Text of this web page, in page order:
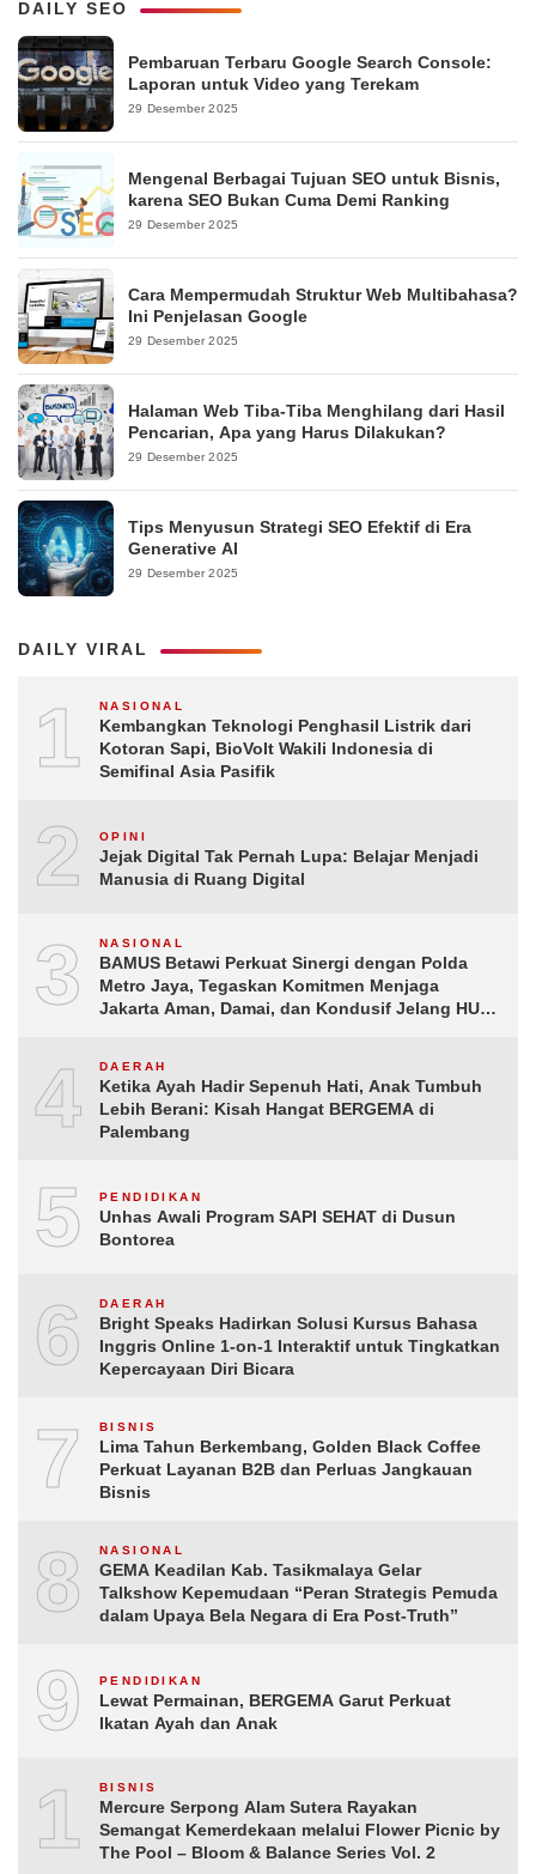
DAILY SEO
Pembaruan Terbaru Google Search Console:
Laporan untuk Video yang Terekam
29 Desember 2025
Mengenal Berbagai Tujuan SEO untuk Bisnis,
karena SEO Bukan Cuma Demi Ranking
29 Desember 2025
Cara Mempermudah Struktur Web Multibahasa?
Ini Penjelasan Google
29 Desember 2025
Halaman Web Tiba-Tiba Menghilang dari Hasil
Pencarian, Apa yang Harus Dilakukan?
29 Desember 2025
Tips Menyusun Strategi SEO Efektif di Era
Generative AI
29 Desember 2025
DAILY VIRAL
1 NASIONAL
Kembangkan Teknologi Penghasil Listrik dari
Kotoran Sapi, BioVolt Wakili Indonesia di
Semifinal Asia Pasifik
2 OPINI
Jejak Digital Tak Pernah Lupa: Belajar Menjadi
Manusia di Ruang Digital
3 NASIONAL
BAMUS Betawi Perkuat Sinergi dengan Polda
Metro Jaya, Tegaskan Komitmen Menjaga
Jakarta Aman, Damai, dan Kondusif Jelang HUT
4 DAERAH
Ketika Ayah Hadir Sepenuh Hati, Anak Tumbuh
Lebih Berani: Kisah Hangat BERGEMA di
Palembang
5 PENDIDIKAN
Unhas Awali Program SAPI SEHAT di Dusun
Bontorea
6 DAERAH
Bright Speaks Hadirkan Solusi Kursus Bahasa
Inggris Online 1-on-1 Interaktif untuk Tingkatkan
Kepercayaan Diri Bicara
7 BISNIS
Lima Tahun Berkembang, Golden Black Coffee
Perkuat Layanan B2B dan Perluas Jangkauan
Bisnis
8 NASIONAL
GEMA Keadilan Kab. Tasikmalaya Gelar
Talkshow Kepemudaan “Peran Strategis Pemuda
dalam Upaya Bela Negara di Era Post-Truth”
9 PENDIDIKAN
Lewat Permainan, BERGEMA Garut Perkuat
Ikatan Ayah dan Anak
10BISNIS
Mercure Serpong Alam Sutera Rayakan
Semangat Kemerdekaan melalui Flower Picnic by
The Pool – Bloom & Balance Series Vol. 2